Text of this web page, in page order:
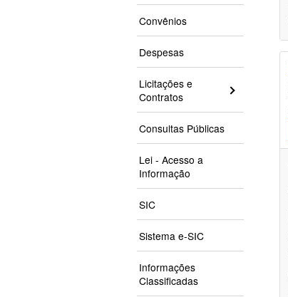
Convênios
Despesas
Licitações e
Contratos
Consultas Públicas
Lei - Acesso a
Informação
SIC
Sistema e-SIC
Informações
Classificadas